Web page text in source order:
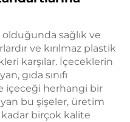
sağlık ve
ve kırılmaz plastik
karşılar. İçeceklerin
gıda sınıfı
içeceği herhangi bir
bu şişeler, üretim
birçok kalite